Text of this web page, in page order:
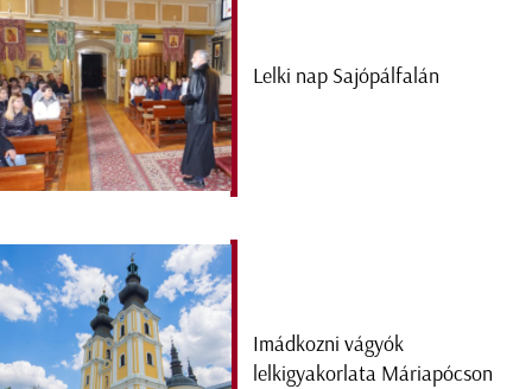
Lelki nap Sajópálfalán
Imádkozni vágyók
lelkigyakorlata Máriapócson